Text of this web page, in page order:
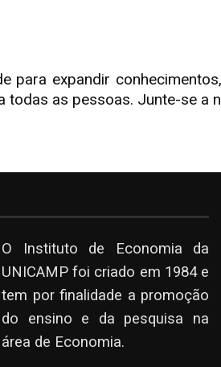
para expandir
todas as pessoas. Junte-se a
O Instituto de Economia da
UNICAMP foi criado em 1984 e
tem por finalidade a promoção
do ensino e da pesquisa na
área de Economia.